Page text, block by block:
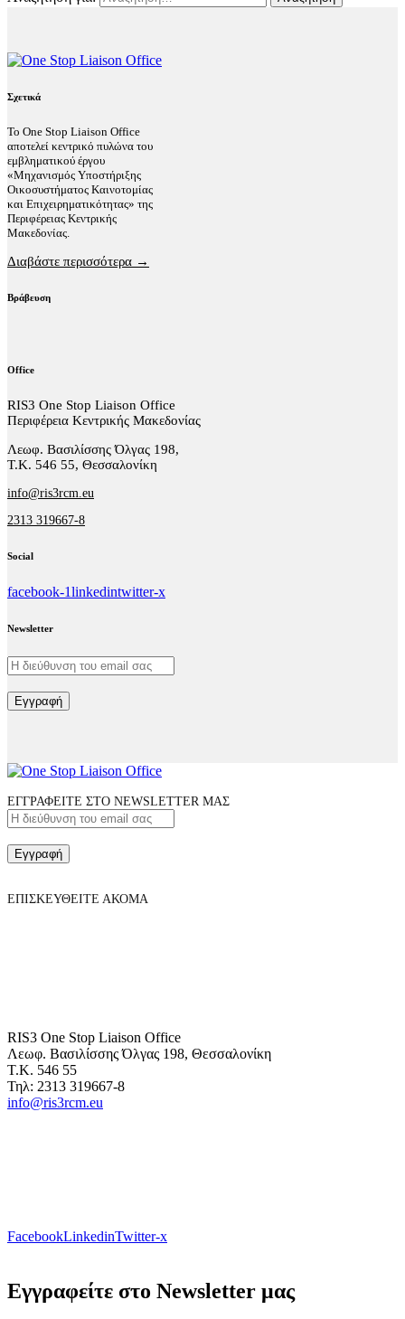
Σχετικά
Το One Stop Liaison Office
αποτελεί κεντρικό πυλώνα του
εμβληματικού έργου
«Μηχανισμός Υποστήριξης
Οικοσυστήματος Καινοτομίας
και Επιχειρηματικότητας» της
Περιφέρειας Κεντρικής
Μακεδονίας.
Διαβάστε περισσότερα →
Βράβευση
Office
RIS3 One Stop Liaison Office
Περιφέρεια Κεντρικής Μακεδονίας
Λεωφ. Βασιλίσσης Όλγας 198,
Τ.Κ. 546 55, Θεσσαλονίκη
info@ris3rcm.eu
2313 319667-8
Social
facebook-1linkedintwitter-x
Newsletter
Εγγραφή
ΕΓΓΡΑΦΕΙΤΕ ΣΤΟ NEWSLETTER ΜΑΣ
Εγγραφή
ΕΠΙΣΚΕΥΘΕΙΤΕ ΑΚΟΜΑ
RIS3 One Stop Liaison Office
Λεωφ. Βασιλίσσης Όλγας 198, Θεσσαλονίκη
Τ.Κ. 546 55
Τηλ: 2313 319667-8
info@ris3rcm.eu
FacebookLinkedinTwitter-x
Εγγραφείτε στο Newsletter μας